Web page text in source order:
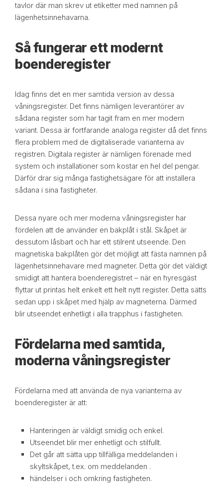
tavlor där man skrev ut etiketter med namnen på
lägenhetsinnehavarna.
Så fungerar ett modernt
boenderegister
Idag finns det en mer samtida version av dessa
våningsregister. Det finns nämligen leverantörer av
sådana register som har tagit fram en mer modern
variant. Dessa är fortfarande analoga register då det finns
flera problem med de digitaliserade varianterna av
registren. Digitala register är nämligen förenade med
system och installationer som kostar en hel del pengar.
Därför drar sig många fastighetsägare för att installera
sådana i sina fastigheter.
Dessa nyare och mer moderna våningsregister har
fördelen att de använder en bakplåt i stål. Skåpet är
dessutom låsbart och har ett stilrent utseende. Den
magnetiska bakplåten gör det möjligt att fästa namnen på
lägenhetsinnehavare med magneter. Detta gör det väldigt
smidigt att hantera boenderegistret – när en hyresgäst
flyttar ut printas helt enkelt ett helt nytt register. Detta sätts
sedan upp i skåpet med hjälp av magneterna. Därmed
blir utseendet enhetligt i alla trapphus i fastigheten.
Fördelarna med samtida,
moderna våningsregister
Fördelarna med att använda de nya varianterna av
boenderegister är att:
Hanteringen är väldigt smidig och enkel.
Utseendet blir mer enhetligt och stilfullt.
Det går att sätta upp tillfälliga meddelanden i
skyltskåpet, t.ex. om meddelanden .
händelser i och omkring fastigheten.